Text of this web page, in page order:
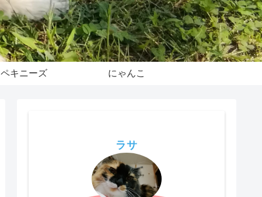
ペキニーズ にゃんこ
ラサ